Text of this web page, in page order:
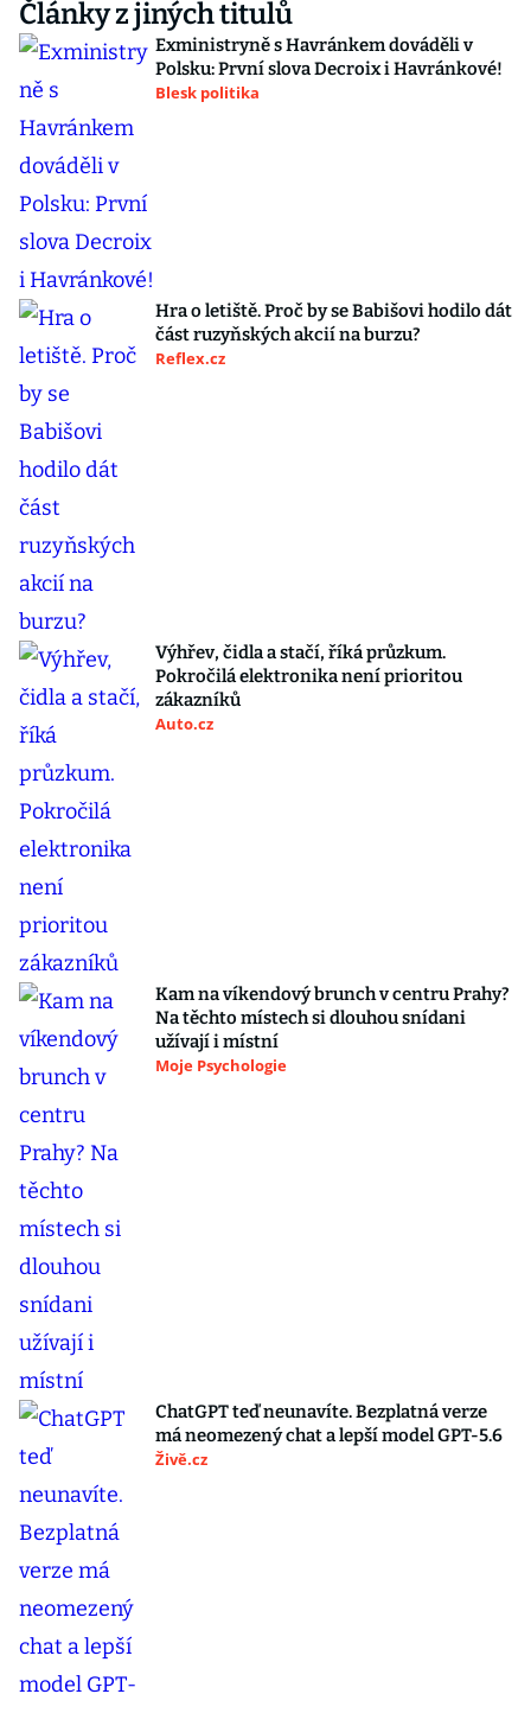
Články z jiných titulů
Exministryně s Havránkem dováděli v
Polsku: První slova Decroix i Havránkové!
Blesk politika
Hra o letiště. Proč by se Babišovi hodilo dát
část ruzyňských akcií na burzu?
Reflex.cz
Výhřev, čidla a stačí, říká průzkum.
Pokročilá elektronika není prioritou
zákazníků
Auto.cz
Kam na víkendový brunch v centru Prahy?
Na těchto místech si dlouhou snídani
užívají i místní
Moje Psychologie
ChatGPT teď neunavíte. Bezplatná verze
má neomezený chat a lepší model GPT-5.6
Živě.cz